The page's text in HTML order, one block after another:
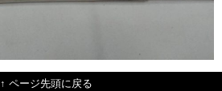
↑ ページ先頭に戻る